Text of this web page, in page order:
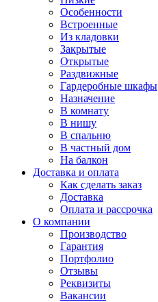
Особенности
Встроенные
Из кладовки
Закрытые
Открытые
Раздвижные
Гардеробные шкафы
Назначение
В комнату
В нишу
В спальню
В частный дом
На балкон
Доставка и оплата
Как сделать заказ
Доставка
Оплата и рассрочка
О компании
Производство
Гарантия
Портфолио
Отзывы
Реквизиты
Вакансии